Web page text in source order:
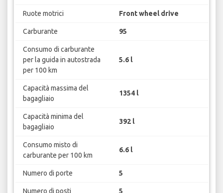
Ruote motrici Front wheel drive
Carburante 95
Consumo di carburante
per la guida in autostrada
per 100 km
5.6 l
Capacità massima del
bagagliaio
1354 l
Capacità minima del
bagagliaio
392 l
Consumo misto di
carburante per 100 km
6.6 l
Numero di porte 5
Numero di posti 5